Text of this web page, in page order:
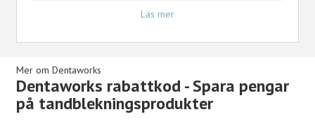
billigt göra det hemma med samma vita, bländande
Läs mer
Mer om Dentaworks
Dentaworks rabattkod - Spara pengar
på tandblekningsprodukter